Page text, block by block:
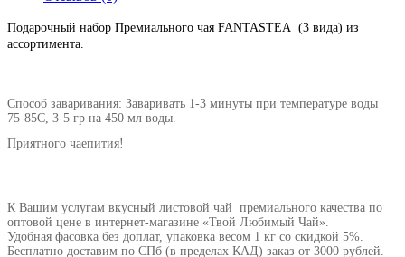
Подарочный набор Премиального чая FANTASTEA (3 вида) из
ассортимента.
Способ заваривания: Заваривать 1-3 минуты при температуре воды
75-85C, 3-5 гр на 450 мл воды.
Приятного чаепития!
К Вашим услугам вкусный листовой чай премиального качества по
оптовой цене в интернет-магазине «Твой Любимый Чай».
Удобная фасовка без доплат, упаковка весом 1 кг со скидкой 5%.
Бесплатно доставим по СПб (в пределах КАД) заказ от 3000 рублей.